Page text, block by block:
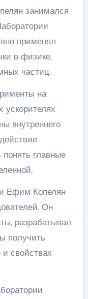
занимался
применял
в физике,
частиц.
на
ускорителях
внутреннего
главные
Ефим Копелян
Он
разрабатывал
получить
свойствах